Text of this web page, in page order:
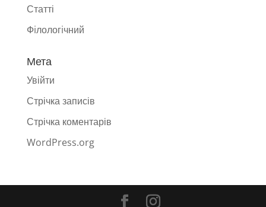
Статті
Фiлологiчний
Мета
Увійти
Стрічка записів
Стрічка коментарів
WordPress.org